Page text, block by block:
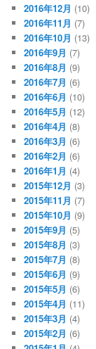
2016年12月 (10)
2016年11月 (7)
2016年10月 (13)
2016年9月 (7)
2016年8月 (9)
2016年7月 (6)
2016年6月 (10)
2016年5月 (12)
2016年4月 (8)
2016年3月 (6)
2016年2月 (6)
2016年1月 (4)
2015年12月 (3)
2015年11月 (7)
2015年10月 (9)
2015年9月 (5)
2015年8月 (3)
2015年7月 (8)
2015年6月 (9)
2015年5月 (6)
2015年4月 (11)
2015年3月 (4)
2015年2月 (6)